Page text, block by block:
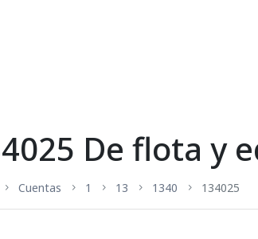
De flota y
Cuentas 1 13 1340 134025